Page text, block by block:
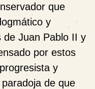
que
y
de Juan Pablo II y
por estos
y
de que